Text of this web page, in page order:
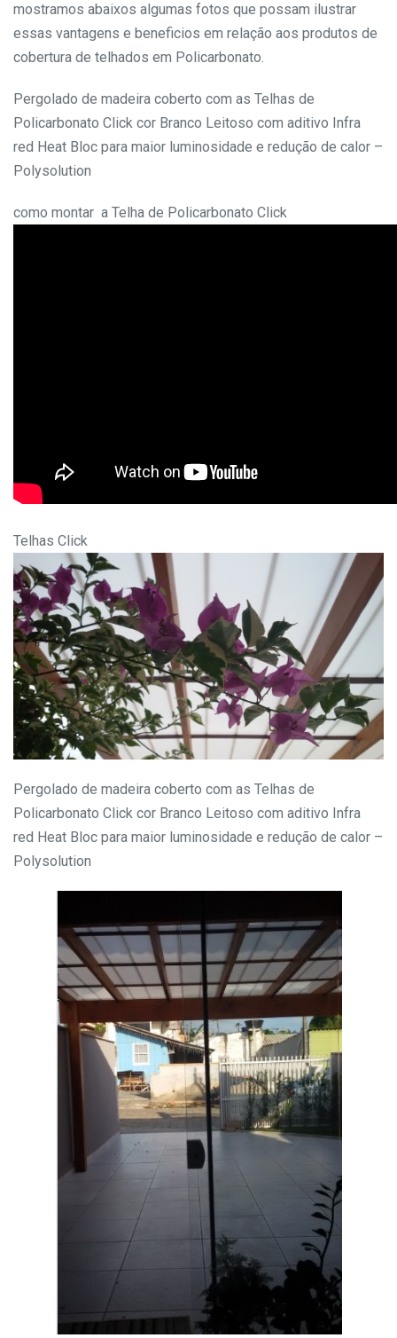
mostramos abaixos algumas fotos que possam ilustrar
essas vantagens e beneficios em relação aos produtos de
cobertura de telhados em Policarbonato.
Pergolado de madeira coberto com as Telhas de
Policarbonato Click cor Branco Leitoso com aditivo Infra
red Heat Bloc para maior luminosidade e redução de calor –
Polysolution
como montar a Telha de Policarbonato Click
Telhas Click
Pergolado de madeira coberto com as Telhas de
Policarbonato Click cor Branco Leitoso com aditivo Infra
red Heat Bloc para maior luminosidade e redução de calor –
Polysolution